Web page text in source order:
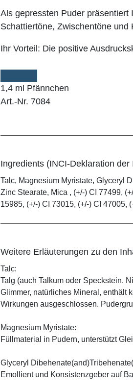
Als gepressten Puder
Schattiertöne, Zwischentöne und
Ihr Vorteil: Die positive
1,4 ml Pfännchen
Art.-Nr. 7084
Ingredients (INCI-Deklaration der
Talc, Magnesium Myristate, Glyceryl
Zinc Stearate, Mica , (+/-) CI 77499,
15985, (+/-) CI 73015, (+/-) CI 47005,
Weitere Erläuterungen zu den
Talc:
Talg (auch Talkum oder Speckstein.
Glimmer, natürliches Mineral, enthält
Wirkungen ausgeschlossen.
Magnesium Myristate:
Füllmaterial in Pudern, unterstützt
Glyceryl
Emollient und Konsistenzgeber auf